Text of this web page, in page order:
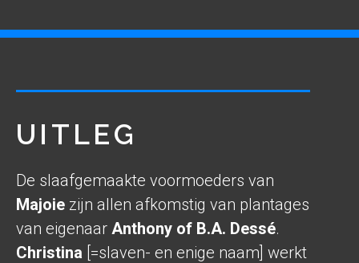
UITLEG
De slaafgemaakte voormoeders van
Majoie zijn allen afkomstig van plantages
van eigenaar Anthony of B.A. Dessé.
Christina [=slaven- en enige naam] werkt